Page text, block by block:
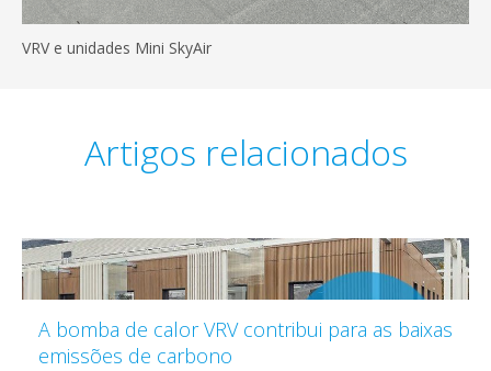
VRV e unidades Mini SkyAir
Artigos relacionados
A bomba de calor VRV contribui para as baixas
emissões de carbono